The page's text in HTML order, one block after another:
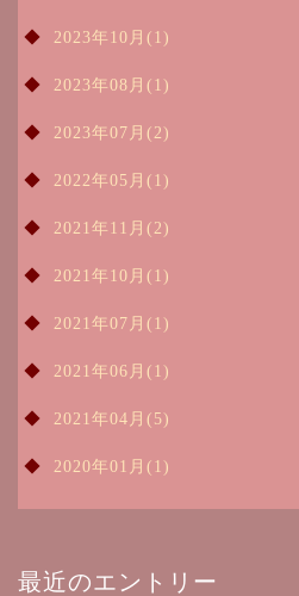
2023年10月(1)
2023年08月(1)
2023年07月(2)
2022年05月(1)
2021年11月(2)
2021年10月(1)
2021年07月(1)
2021年06月(1)
2021年04月(5)
2020年01月(1)
最近のエントリー